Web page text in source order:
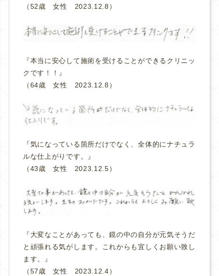
（52歳 女性 2023.12.8）
『本当に安心して施術を受けることができるクリニッ
クです！！ 』
（64歳 女性 2023.12.8）
『気になっている箇所だけでなく、全体的にナチュラ
ルな仕上がりです。
』
（43歳 女性 2023.12.5）
『大変なことがあっても、鏡の中の自分が元気そうだ
と頑張れる気がします。これからも宜しくお願い致し
ます。
』
（57歳 女性 2023.12.4）